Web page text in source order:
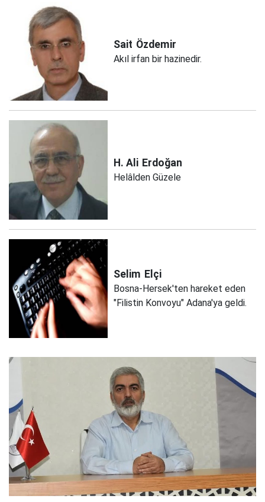
Sait Özdemir
Akıl irfan bir hazinedir.
H. Ali Erdoğan
Helâlden Güzele
Selim Elçi
Bosna-Hersek'ten hareket eden
"Filistin Konvoyu" Adana'ya geldi.